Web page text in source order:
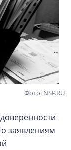
Фото: NSP.RU
заявлениям